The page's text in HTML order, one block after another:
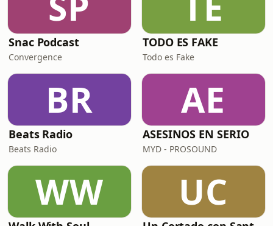
Snac Podcast
Convergence
TODO ES FAKE
Todo es Fake
BR
Beats Radio
Beats Radio
AE
ASESINOS EN SERIO
MYD - PROSOUND
WW UC